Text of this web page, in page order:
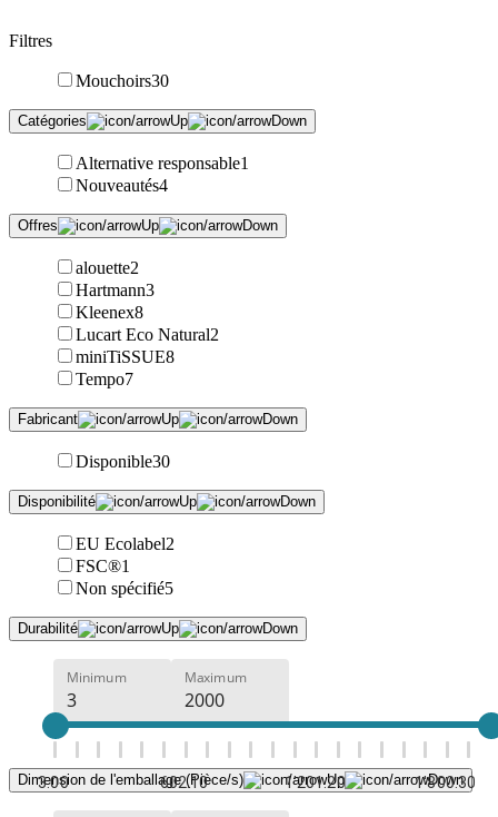
Filtres
Mouchoirs30
Catégories
Alternative responsable1
Nouveautés4
Offres
alouette2
Hartmann3
Kleenex8
Lucart Eco Natural2
miniTiSSUE8
Tempo7
Fabricant
Disponible30
Disponibilité
EU Ecolabel2
FSC®1
Non spécifié5
Durabilité
Minimum Maximum
3.00 602.10 1'201.20 1'800.30
Dimension de l'emballage (Pièce/s)